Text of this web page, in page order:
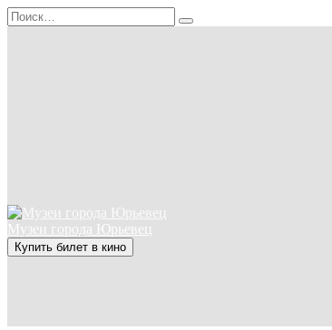
Перейти
к
Search
for:
Музеи города Юрьевец
Купить билет в кино